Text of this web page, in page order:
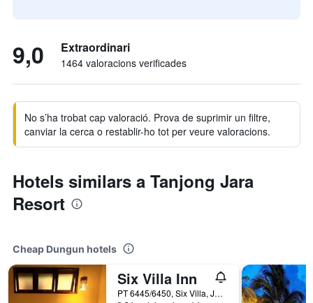
9,0 Extraordinari
1464 valoracions verificades
No s’ha trobat cap valoració. Prova de suprimir un filtre,
canviar la cerca o restablir-ho tot per veure valoracions.
Hotels similars a Tanjong Jara
Resort
Cheap Dungun hotels
Six Villa Inn
PT 6445/6450, Six Villa, Jalan Paka, Dungun, Malàisia